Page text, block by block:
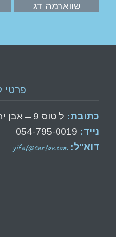
שווארמה דג
פרטי
כתובת: לוטוס 9 – אבן יהודה
נייד: 054-795-0019
דוא"ל:yifat@sartov.com